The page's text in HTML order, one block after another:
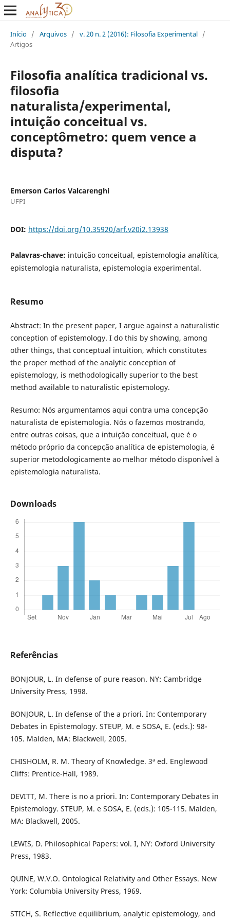
Início / Arquivos / v. 20 n. 2 (2016): Filosofia Experimental /
Artigos
Filosofia analítica tradicional vs.
filosofia
naturalista/experimental,
intuição conceitual vs.
conceptômetro: quem vence a
disputa?
Emerson Carlos Valcarenghi
UFPI
DOI: https://doi.org/10.35920/arf.v20i2.13938
Palavras-chave: intuição conceitual, epistemologia analítica,
epistemologia naturalista, epistemologia experimental.
Resumo
Abstract: In the present paper, I argue against a naturalistic
conception of epistemology. I do this by showing, among
other things, that conceptual intuition, which constitutes
the proper method of the analytic conception of
epistemology, is methodologically superior to the best
method available to naturalistic epistemology.
Resumo: Nós argumentamos aqui contra uma concepção
naturalista de epistemologia. Nós o fazemos mostrando,
entre outras coisas, que a intuição conceitual, que é o
método próprio da concepção analítica de epistemologia, é
superior metodologicamente ao melhor método disponível à
epistemologia naturalista.
Downloads
Referências
BONJOUR, L. In defense of pure reason. NY: Cambridge
University Press, 1998.
BONJOUR, L. In defense of the a priori. In: Contemporary
Debates in Epistemology. STEUP, M. e SOSA, E. (eds.): 98-
105. Malden, MA: Blackwell, 2005.
CHISHOLM, R. M. Theory of Knowledge. 3ª ed. Englewood
Cliffs: Prentice-Hall, 1989.
DEVITT, M. There is no a priori. In: Contemporary Debates in
Epistemology. STEUP, M. e SOSA, E. (eds.): 105-115. Malden,
MA: Blackwell, 2005.
LEWIS, D. Philosophical Papers: vol. I, NY: Oxford University
Press, 1983.
QUINE, W.V.O. Ontological Relativity and Other Essays. New
York: Columbia University Press, 1969.
STICH, S. Reflective equilibrium, analytic epistemology, and